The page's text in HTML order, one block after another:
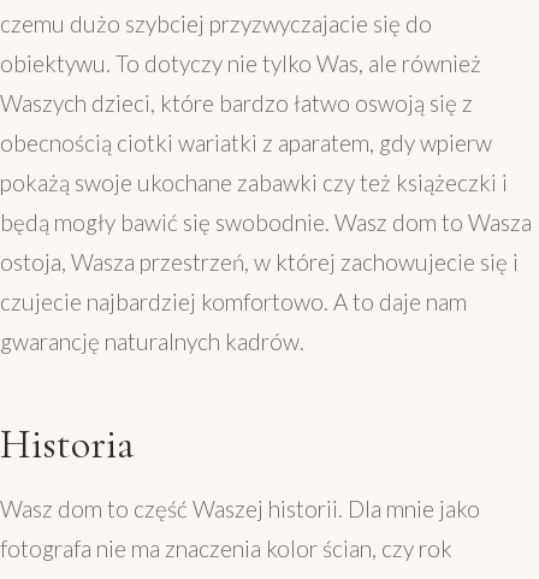
czemu dużo szybciej przyzwyczajacie się do
obiektywu. To dotyczy nie tylko Was, ale również
Waszych dzieci, które bardzo łatwo oswoją się z
obecnością ciotki wariatki z aparatem, gdy wpierw
pokażą swoje ukochane zabawki czy też książeczki i
będą mogły bawić się swobodnie. Wasz dom to Wasza
ostoja, Wasza przestrzeń, w której zachowujecie się i
czujecie najbardziej komfortowo. A to daje nam
gwarancję naturalnych kadrów.
Historia
Wasz dom to część Waszej historii. Dla mnie jako
fotografa nie ma znaczenia kolor ścian, czy rok